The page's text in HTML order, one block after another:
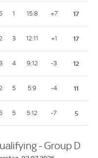
1 15:8 +7 17
3 12:11 +1 17
4 9:12 -3 12
5 5:9 -4 11
5 5:12 -7 5
- Group D